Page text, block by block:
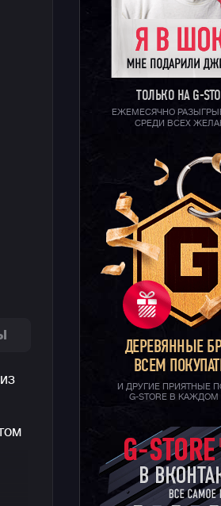
ТОЛЬКО НА G-
ЕЖЕМЕСЯЧНО
СРЕДИ ВСЕХ
ДЕРЕВЯННЫЕ
ВСЕМ
И ДРУГИЕ ПРИЯТНЫЕ
G-STORE В КАЖДОМ